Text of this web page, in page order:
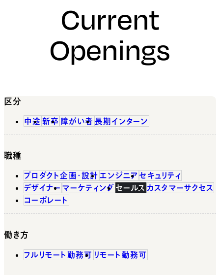
Current
Openings
区分
中途 新卒 障がい者 長期インターン
職種
プロダクト企画・設計 エンジニア セキュリティ
デザイナー マーケティング セールス カスタマーサクセス
コーポレート
働き方
フルリモート勤務可 リモート勤務可